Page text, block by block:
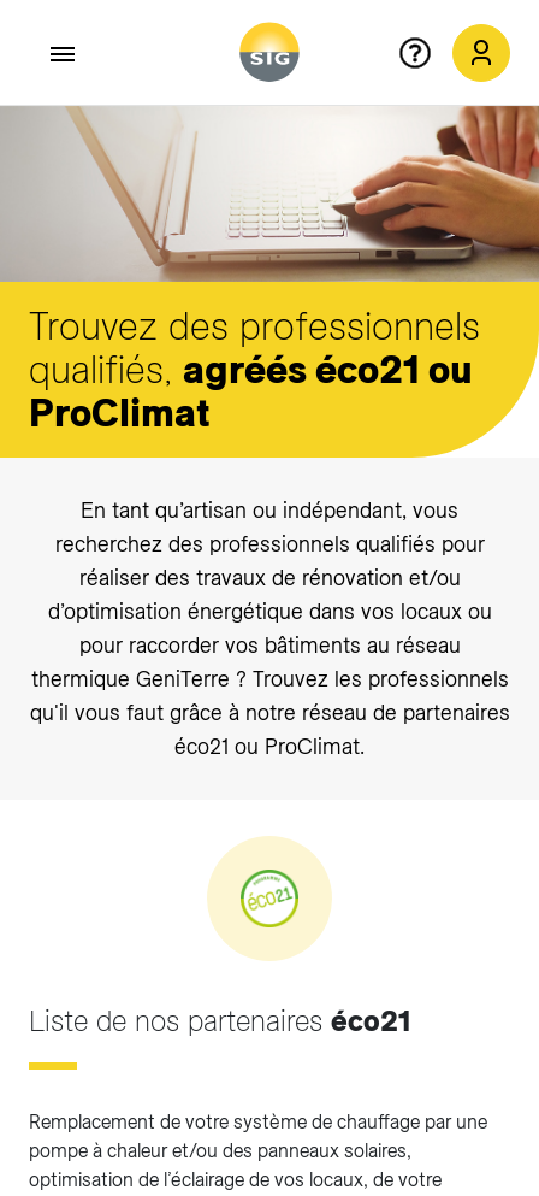
Aller au contenu principal
Trouvez des professionnels
qualifiés, agréés éco21 ou
ProClimat
En tant qu’artisan ou indépendant, vous
recherchez des professionnels qualifiés pour
réaliser des travaux de rénovation et/ou
d’optimisation énergétique dans vos locaux ou
pour raccorder vos bâtiments au réseau
thermique GeniTerre ? Trouvez les professionnels
qu'il vous faut grâce à notre réseau de partenaires
éco21 ou ProClimat.
Liste de nos partenaires éco21
Remplacement de votre système de chauffage par une
pompe à chaleur et/ou des panneaux solaires,
optimisation de l’éclairage de vos locaux, de votre